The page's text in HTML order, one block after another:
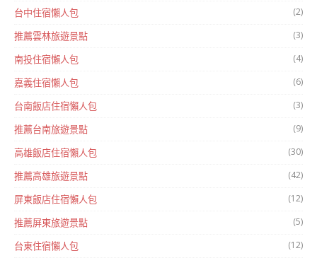
台中住宿懶人包 (2)
推薦雲林旅遊景點 (3)
南投住宿懶人包 (4)
嘉義住宿懶人包 (6)
台南飯店住宿懶人包 (3)
推薦台南旅遊景點 (9)
高雄飯店住宿懶人包 (30)
推薦高雄旅遊景點 (42)
屏東飯店住宿懶人包 (12)
推薦屏東旅遊景點 (5)
台東住宿懶人包 (12)